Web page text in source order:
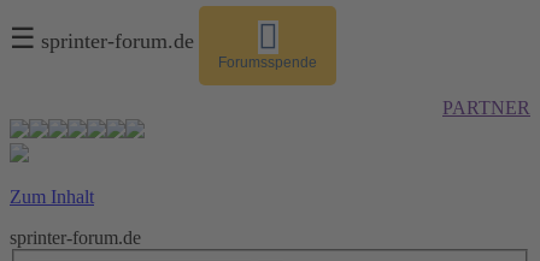
☰ sprinter-forum.de
Forumsspende
PARTNER
Zum Inhalt
sprinter-forum.de